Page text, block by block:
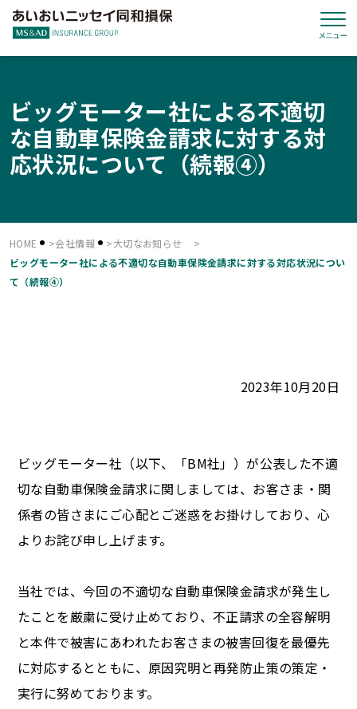
ビッグモーター社による不適切
な自動車保険金請求に対する対
応状況について（続報④）
HOME 会社情報
大切なお知らせ
ビッグモーター社による不適切な自動車保険金請求に対する対応状況につい
て（続報④）
2023年10月20日
ビッグモーター社（以下、「BM社」）が公表した不適
切な自動車保険金請求に関しましては、お客さま・関
係者の皆さまにご心配とご迷惑をお掛けしており、心
よりお詫び申し上げます。
当社では、今回の不適切な自動車保険金請求が発生し
たことを厳粛に受け止めており、不正請求の全容解明
と本件で被害にあわれたお客さまの被害回復を最優先
に対応するとともに、原因究明と再発防止策の策定・
実行に努めております。